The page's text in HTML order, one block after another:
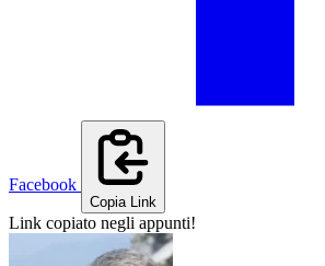
Facebook
Copia Link
Link copiato negli appunti!